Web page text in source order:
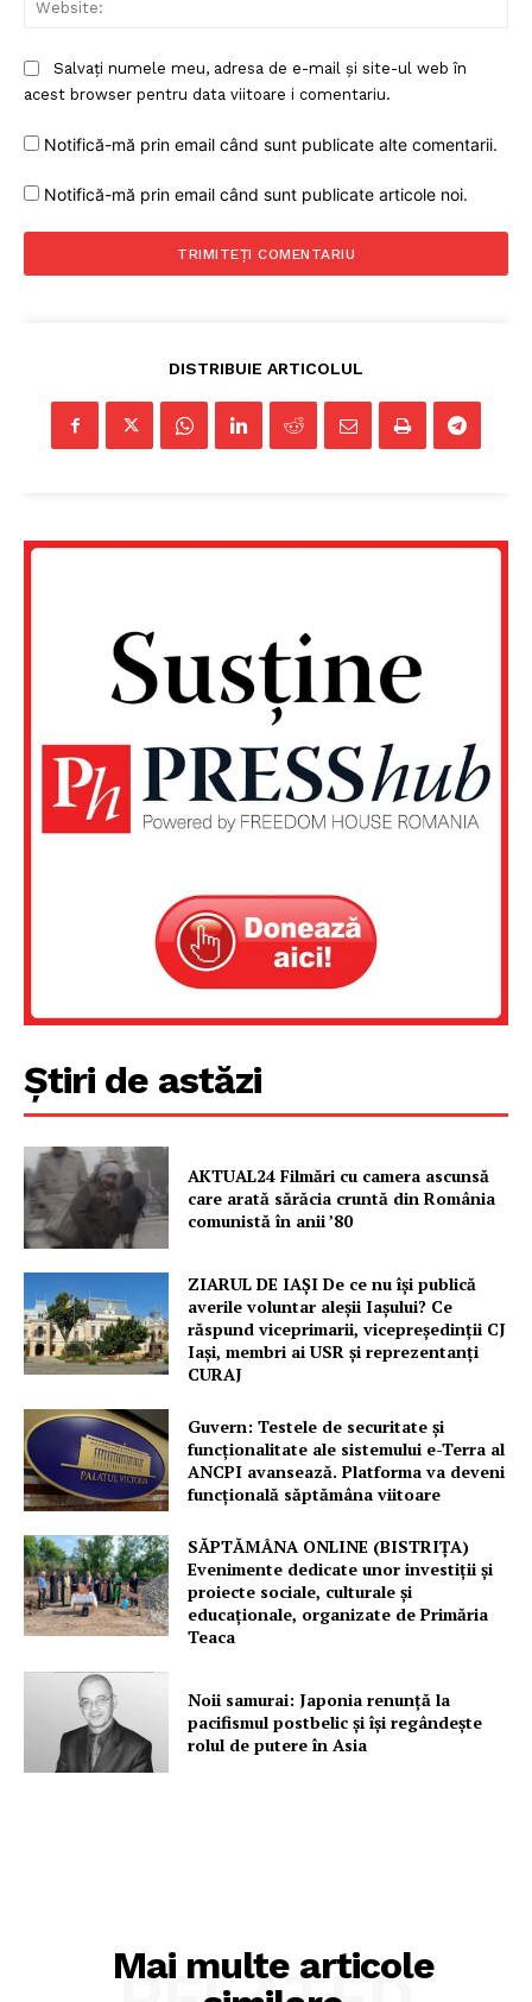
Un proiect
Despre noi / Echipa
Proiecte editoriale
Rețea
Contact
Salvați numele meu, adresa de e-mail și site-ul web în
acest browser pentru data viitoare i comentariu.
Notifică-mă prin email când sunt publicate alte comentarii.
Notifică-mă prin email când sunt publicate articole noi.
DISTRIBUIE ARTICOLUL
Știri de astăzi
AKTUAL24 Filmări cu camera ascunsă
care arată sărăcia cruntă din România
comunistă în anii ’80
ZIARUL DE IAȘI De ce nu își publică
averile voluntar aleșii Iașului? Ce
răspund viceprimarii, vicepreședinții CJ
Iași, membri ai USR și reprezentanți
CURAJ
Guvern: Testele de securitate și
funcționalitate ale sistemului e-Terra al
ANCPI avansează. Platforma va deveni
funcțională săptămâna viitoare
SĂPTĂMÂNA ONLINE (BISTRIȚA)
Evenimente dedicate unor investiții și
proiecte sociale, culturale și
educaționale, organizate de Primăria
Teaca
Noii samurai: Japonia renunță la
pacifismul postbelic și își regândește
rolul de putere în Asia
Mai multe articole